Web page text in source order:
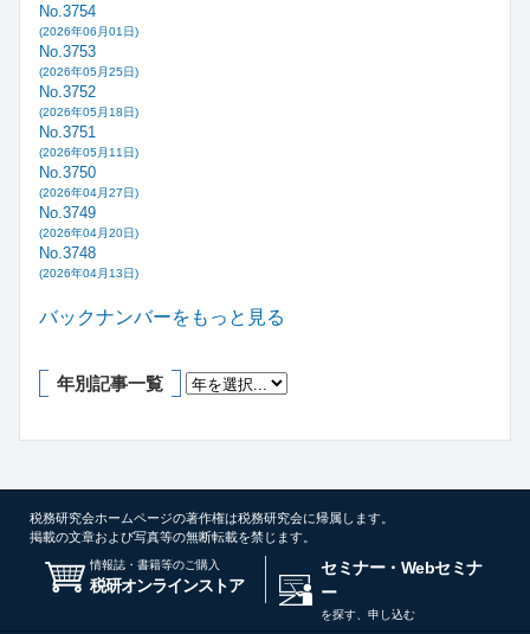
No.3754
(2026年06月01日)
No.3753
(2026年05月25日)
No.3752
(2026年05月18日)
No.3751
(2026年05月11日)
No.3750
(2026年04月27日)
No.3749
(2026年04月20日)
No.3748
(2026年04月13日)
バックナンバーをもっと見る
年別記事一覧
税務研究会ホームページの著作権は税務研究会に帰属します。
掲載の文章および写真等の無断転載を禁じます。
情報誌・書籍等のご購入
税研オンラインストア
セミナー・Webセミナ
ー
を探す、申し込む